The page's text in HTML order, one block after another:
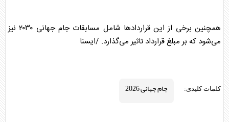
همچنین برخی از این قراردادها شامل مسابقات جام جهانی ۲۰۳۰ نیز
می‌شود که بر مبلغ قرارداد تاثیر می‌گذارد. /ایسنا
کلمات کلیدی: جام جهانی 2026